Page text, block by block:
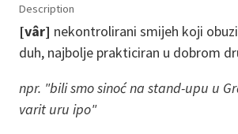
Description
[vâr] nekontrolirani smijeh koji
duh, najbolje prakticiran u dobrom
npr. "bili smo sinoć na stand-upu u
varit uru ipo"